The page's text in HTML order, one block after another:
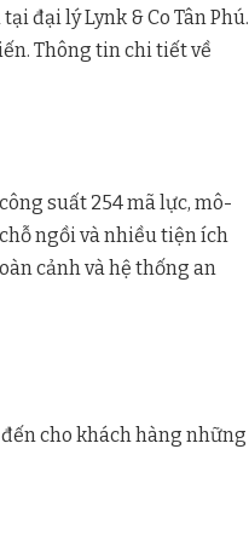
đại lý Lynk & Co Tân Phú.
Thông tin chi tiết về
suất 254 mã lực, mô-
ngồi và nhiều tiện ích
cảnh và hệ thống an
cho khách hàng những